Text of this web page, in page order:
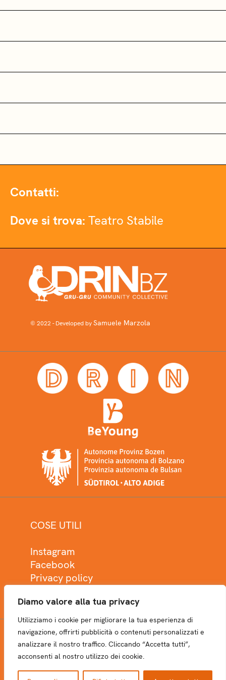
Diamo valore alla tua privacy
Utilizziamo i cookie per migliorare la tua esperienza di
navigazione, offrirti pubblicità o contenuti personalizzati e
analizzare il nostro traffico. Cliccando “Accetta tutti”,
acconsenti al nostro utilizzo dei cookie.
Contatti:
Dove si trova: Teatro Stabile
© 2022 - Developed bySamuele Marzola
COSE UTILI
Instagram
Facebook
Privacy policy
NEWSLETTER